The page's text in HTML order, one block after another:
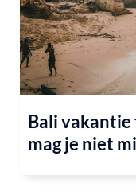
Bali vakantie
mag je niet